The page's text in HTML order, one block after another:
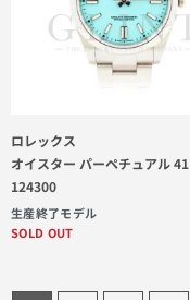
ロレックス
オイスター パーペチュアル 41
124300
生産終了モデル
SOLD OUT